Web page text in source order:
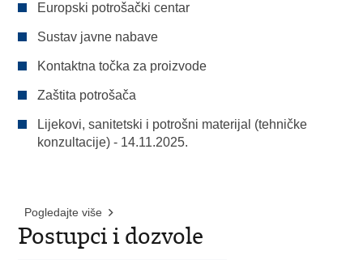
Europski potrošački centar
Sustav javne nabave
Kontaktna točka za proizvode
Zaštita potrošača
Lijekovi, sanitetski i potrošni materijal (tehničke
konzultacije) - 14.11.2025.
Pogledajte više
Postupci i dozvole